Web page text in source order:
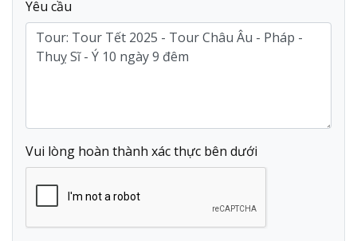
Yêu cầu
Vui lòng hoàn thành xác thực bên dưới